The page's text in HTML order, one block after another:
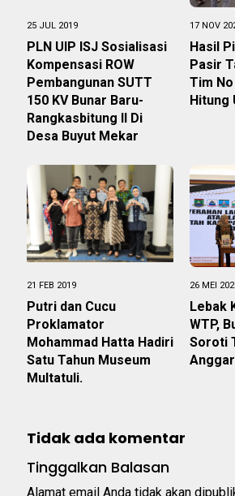
25 JUL 2019
PLN UIP ISJ Sosialisasi
Kompensasi ROW
Pembangunan SUTT
150 KV Bunar Baru-
Rangkasbitung II Di
Desa Buyut Mekar
17 NOV
Hasil
Pasir
Tim
Hitung
21 FEB 2019
Putri dan Cucu
Proklamator
Mohammad Hatta Hadiri
Satu Tahun Museum
Multatuli.
26 MEI
Lebak
WTP,
Soroti
Tidak ada komentar
Tinggalkan Balasan
Alamat email Anda tidak akan